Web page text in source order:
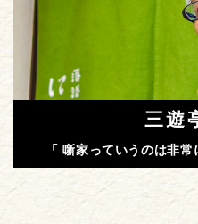
三遊
「 噺家っていうのは非